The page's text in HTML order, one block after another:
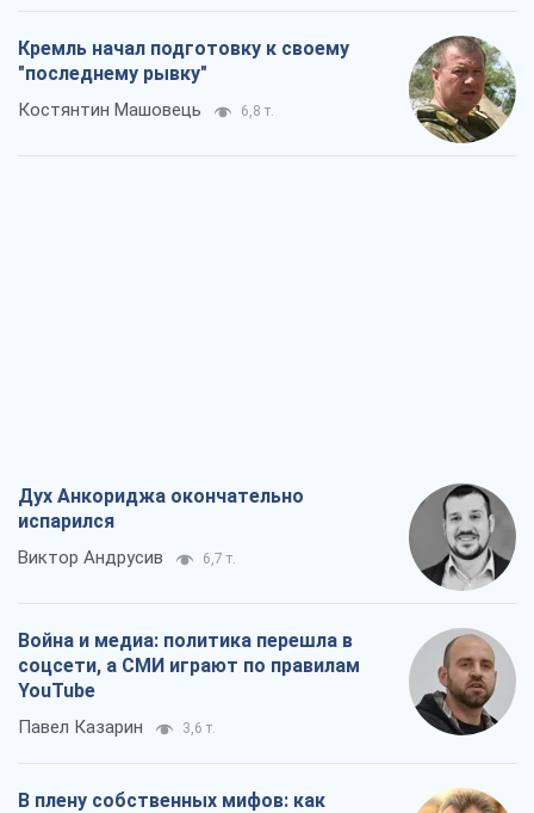
Кремль начал подготовку к своему
"последнему рывку"
Костянтин Машовець 6,8 т.
Дух Анкориджа окончательно
испарился
Виктор Андрусив 6,7 т.
Война и медиа: политика перешла в
соцсети, а СМИ играют по правилам
YouTube
Павел Казарин 3,6 т.
В плену собственных мифов: как